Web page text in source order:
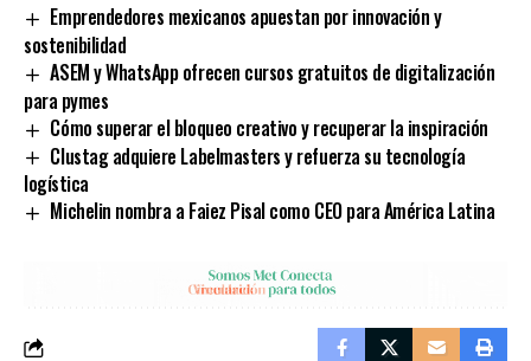
Emprendedores mexicanos apuestan por innovación y
sostenibilidad
ASEM y WhatsApp ofrecen cursos gratuitos de digitalización
para pymes
Cómo superar el bloqueo creativo y recuperar la inspiración
Clustag adquiere Labelmasters y refuerza su tecnología
logística
Michelin nombra a Faiez Pisal como CEO para América Latina